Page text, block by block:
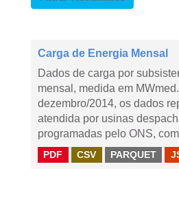
Carga de Energia Mensal
Dados de carga por
mensal, medida em
dezembro/2014, os dados
atendida por usinas
programadas pelo ONS,
PDF CSV PARQUET